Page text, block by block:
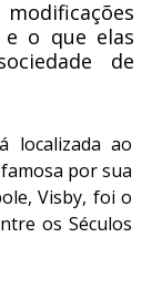
o que elas
de
localizada ao
por sua
Visby, foi o
os Séculos